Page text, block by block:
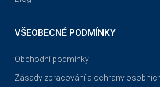
VŠEOBECNÉ PODMÍNKY
Obchodní podmínky
Zásady zpracování a ochrany